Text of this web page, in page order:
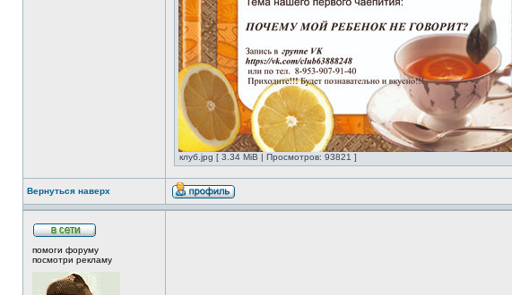
клуб.jpg [ 3.34 MiB | Просмотров: 93821 ]
Вернуться наверх
помоги форуму
посмотри рекламу